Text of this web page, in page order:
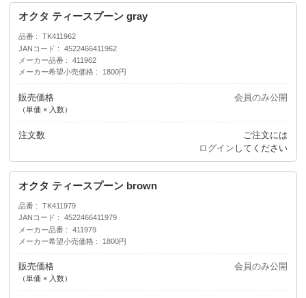
オクタ ティースプーン gray
品番
TK411962
JANコード
4522466411962
メーカー品番
411962
メーカー希望小売価格
1800円
販売価格
（単価 × 入数）
会員のみ公開
注文数
ご注文には
ログイン してください
オクタ ティースプーン brown
品番
TK411979
JANコード
4522466411979
メーカー品番
411979
メーカー希望小売価格
1800円
販売価格
（単価 × 入数）
会員のみ公開